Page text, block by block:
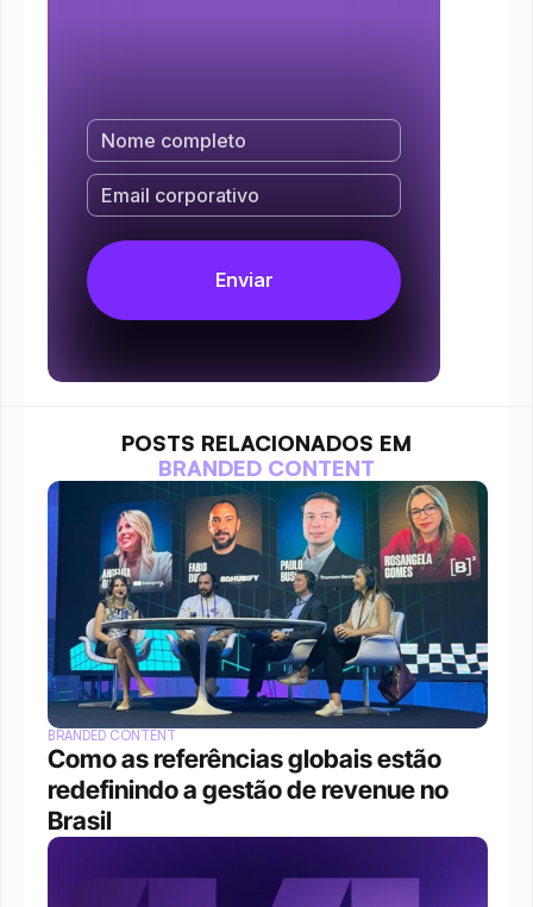
POSTS RELACIONADOS EM
BRANDED CONTENT
BRANDED CONTENT
Como as referências globais estão
redefinindo a gestão de revenue no
Brasil